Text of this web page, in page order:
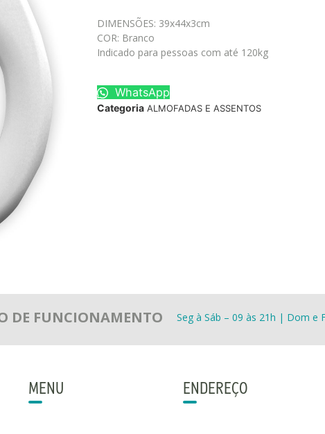
DIMENSÕES: 39x44x3cm
COR: Branco
Indicado para pessoas com até 120kg
WhatsApp
Categoria ALMOFADAS E ASSENTOS
DE FUNCIONAMENTO Seg à Sáb – 09 às 21h | Dom e
MENU ENDEREÇO